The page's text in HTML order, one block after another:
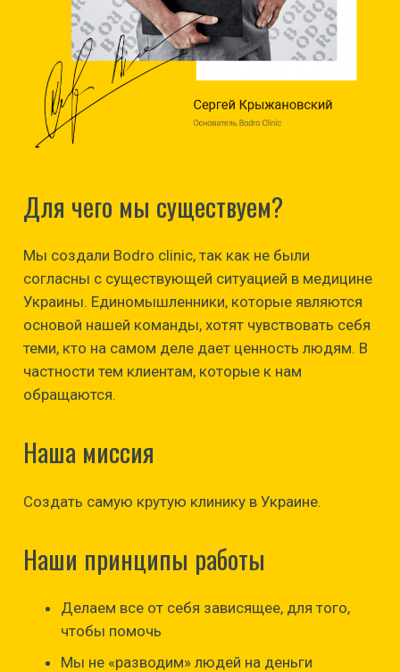
Для чего мы существуем?
Мы создали Bodro clinic, так как не были
согласны с существующей ситуацией в медицине
Украины. Единомышленники, которые являются
основой нашей команды, хотят чувствовать себя
теми, кто на самом деле дает ценность людям. В
частности тем клиентам, которые к нам
обращаются.
Наша миссия
Создать самую крутую клинику в Украине.
Наши принципы работы
Делаем все от себя зависящее, для того,
чтобы помочь
Мы не «разводим» людей на деньги